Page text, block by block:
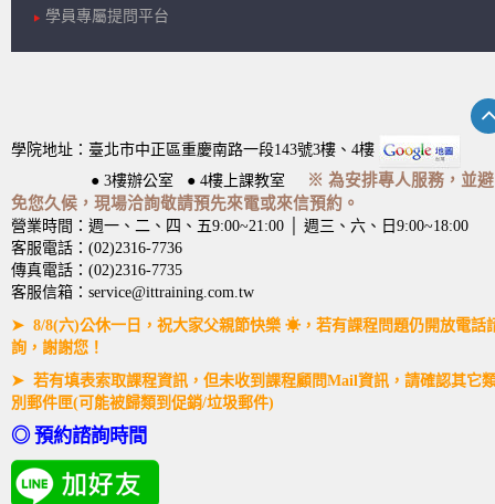
學員專屬提問平台
學院地址：臺北市中正區重慶南路一段143號3樓、4樓
● 3樓辦公室 ● 4樓上課教室
※ 為安排專人服務，並避
免您久候，現場洽詢敬請預先來電或來信預約。
營業時間：週一、二、四、五9:00~21:00 │ 週三、六、日9:00~18:00
客服電話：(02)2316-7736
傳真電話：(02)2316-7735
客服信箱：service@ittraining.com.tw
➤ 8/8(六)公休一日，祝大家父親節快樂 ☀，若有課程問題仍開放電話
詢，謝謝您！
➤ 若有填表索取課程資訊，但未收到課程顧問Mail資訊，請確認其它
別郵件匣(可能被歸類到促銷/垃圾郵件)
◎ 預約諮詢時間